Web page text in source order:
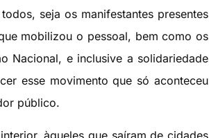
seja os manifestantes presentes
mobilizou o pessoal, bem como os
Nacional, e inclusive a solidariedade
esse movimento que só aconteceu
público.
àqueles que saíram de cidades